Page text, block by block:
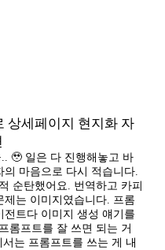
상세페이지 현지화 자
🥹 일은 다 진행해놓고 바
마음으로 다시 적습니다.
순탄했어요. 번역하고 카피
는 이미지였습니다. 프롬
트다 이미지 생성 얘기를
롬프트를 잘 쓰면 되는 거
는 프롬프트를 쓰는 게 내